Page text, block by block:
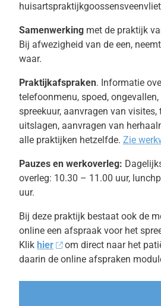
Samenwerking met de praktijk
Bij afwezigheid van de een,
waar.
Praktijkafspraken. Informatie
telefoonmenu, spoed,
spreekuur, aanvragen van
uitslagen, aanvragen van
alle praktijken hetzelfde. Zie
Pauzes en werkoverleg:
overleg: 10.30 – 11.00 uur,
uur.
Bij deze praktijk bestaat ook de
online een afspraak voor het
Klik hier
om direct naar het
daarin de online afspraken